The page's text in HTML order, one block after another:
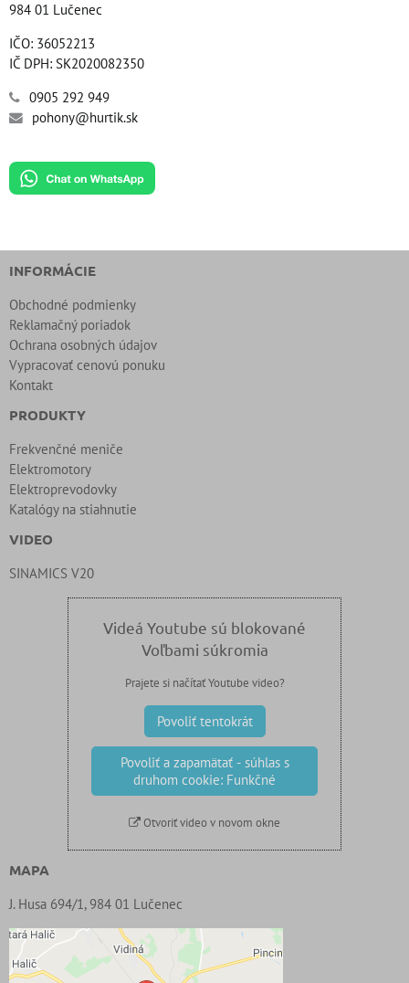
984 01 Lučenec
IČO: 36052213
IČ DPH: SK2020082350
0905 292 949
pohony@hurtik.sk
INFORMÁCIE
Obchodné podmienky
Reklamačný poriadok
Ochrana osobných údajov
Vypracovať cenovú ponuku
Kontakt
PRODUKTY
Frekvenčné meniče
Elektromotory
Elektroprevodovky
Katalógy na stiahnutie
VIDEO
SINAMICS V20
Videá Youtube sú blokované
Voľbami súkromia
Prajete si načítať Youtube video?
Povoliť tentokrát
Povoliť a zapamätať - súhlas s
druhom cookie: Funkčné
Otvoriť video v novom okne
MAPA
J. Husa 694/1, 984 01 Lučenec